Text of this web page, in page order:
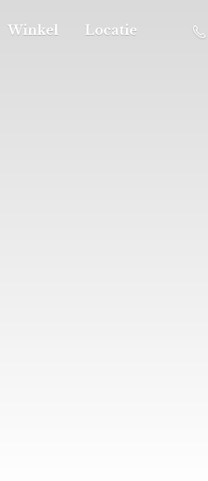
Winkel Locatie